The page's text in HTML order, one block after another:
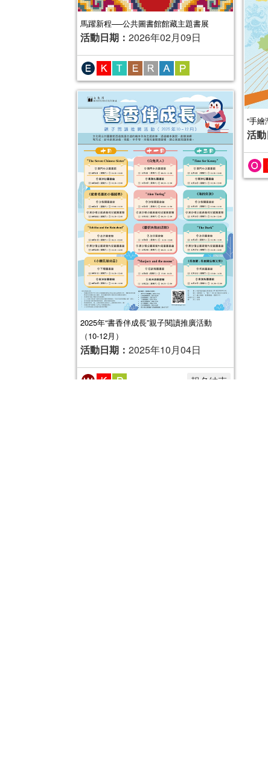
馬躍新程──公共圖書館館藏主題書展
活動日期： 2026年02月09日
“手
活動
2025年“書香伴成長”親子閱讀推廣活動
（10-12月）
活動日期： 2025年10月04日
報名結束